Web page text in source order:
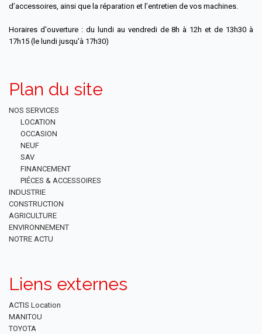
d’accessoires, ainsi que la réparation et l’entretien de vos machines.
Horaires d'ouverture : du lundi au vendredi de 8h à 12h et de 13h30 à
17h15 (le lundi jusqu'à 17h30)
Plan du site
NOS SERVICES
LOCATION
OCCASION
NEUF
SAV
FINANCEMENT
PIÉCES & ACCESSOIRES
INDUSTRIE
CONSTRUCTION
AGRICULTURE
ENVIRONNEMENT
NOTRE ACTU
Liens externes
ACTIS Location
MANITOU
TOYOTA